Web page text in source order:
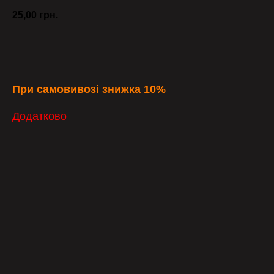
25,00 грн.
При самовивозі знижка 10%
Додатково